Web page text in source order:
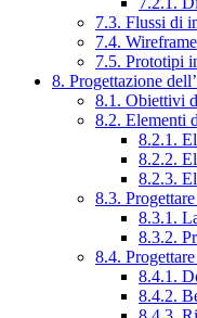
7.3. Flussi di
7.4. Wireframe
7.5. Prototipi
8. Progettazione
8.1. Obiettivi
8.2. Elementi
8.2.1.
8.2.2.
8.2.3.
8.3.
8.3.1.
8.3.2.
8.4.
8.4.1.
8.4.2.